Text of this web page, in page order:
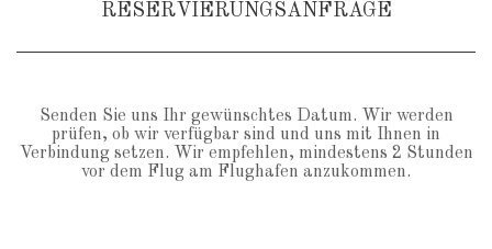
RESERVIERUNGSANFRAGE
Senden Sie uns Ihr gewünschtes Datum. Wir werden
prüfen, ob wir verfügbar sind und uns mit Ihnen in
Verbindung setzen. Wir empfehlen, mindestens 2 Stunden
vor dem Flug am Flughafen anzukommen.